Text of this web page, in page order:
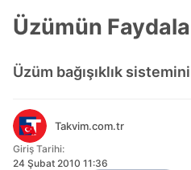
Üzümün
Üzüm bağışıklık
Takvim.com.tr
Giriş Tarihi:
24 Şubat 2010 11:36